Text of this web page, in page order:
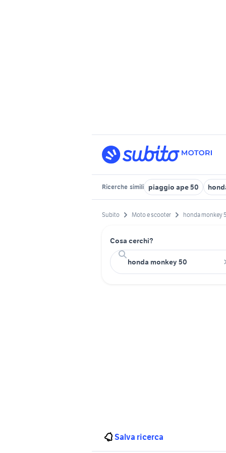
Ricerche simili piaggio ape 50
Subito Moto e scooter honda monkey
Cosa cerchi?
Salva ricerca